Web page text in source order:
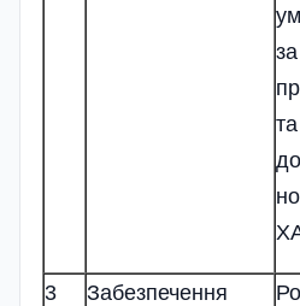
3
Забезпечення